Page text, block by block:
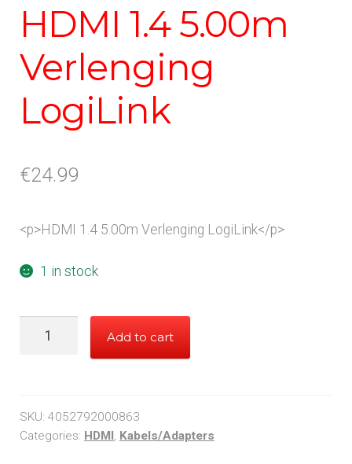
HDMI 1.4 5.00m
Verlenging
LogiLink
€24.99
<p>HDMI 1.4 5.00m Verlenging LogiLink</p>
1 in stock
LogiLink
quantity
Add to cart
SKU: 4052792000863
Categories: HDMI, Kabels/Adapters